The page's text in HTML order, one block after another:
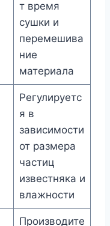
т время
сушки и
перемешива
ние
материала
Регулируетс
я в
зависимости
от размера
частиц
известняка и
влажности
Производите